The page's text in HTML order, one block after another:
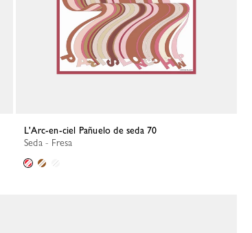
L'Arc-en-ciel Pañuelo de seda 70
Seda - Fresa